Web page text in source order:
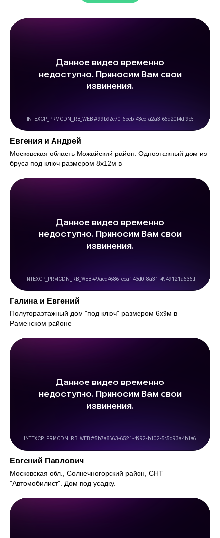
Евгения и Андрей
Московская область Можайский район. Одноэтажный дом из
бруса под ключ размером 8х12м в
Галина и Евгений
Полутораэтажный дом "под ключ" размером 6х9м в
Раменском районе
Евгений Павлович
Московская обл., Солнечногорский район, СНТ
"Автомобилист". Дом под усадку.